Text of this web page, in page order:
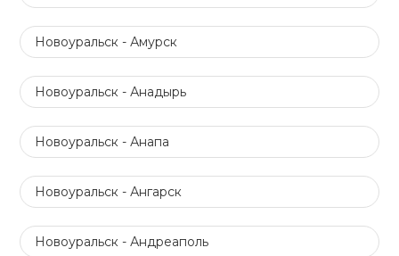
Новоуральск - Амурск
Новоуральск - Анадырь
Новоуральск - Анапа
Новоуральск - Ангарск
Новоуральск - Андреаполь